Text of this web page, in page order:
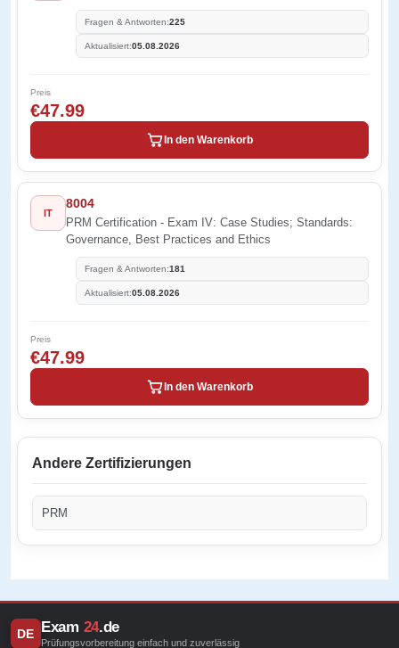
Fragen & Antworten:225
Aktualisiert:05.08.2026
Preis
€47.99
In den Warenkorb
IT
8004
PRM Certification - Exam IV: Case Studies; Standards:
Governance, Best Practices and Ethics
Fragen & Antworten:181
Aktualisiert:05.08.2026
Preis
€47.99
In den Warenkorb
Andere Zertifizierungen
PRM
DE Exam 24.de
Prüfungsvorbereitung einfach und zuverlässig